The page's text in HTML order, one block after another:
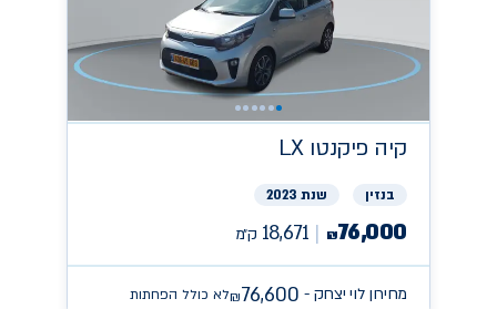
קיה פיקנטו LX
בנזין שנת 2023
₪76,000
18,671 ק״מ
מחירון לוי יצחק - ₪76,600 לא כולל הפחתות